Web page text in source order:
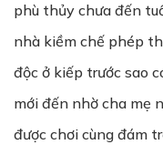
phù thủy chưa đến
nhà kiềm chế phép
độc ở kiếp trước sao
mới đến nhờ cha mẹ
được chơi cùng đám